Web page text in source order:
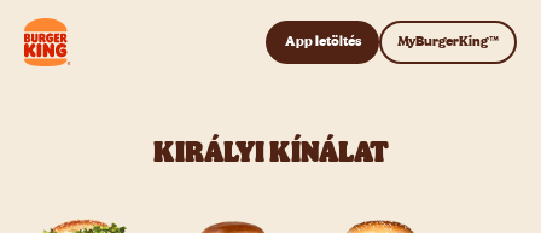
Tovább a tartalomhoz
App letöltés MyBurgerKing™
Címlap
VISSZATÉRT A
KIRÁLYI KÍNÁLAT